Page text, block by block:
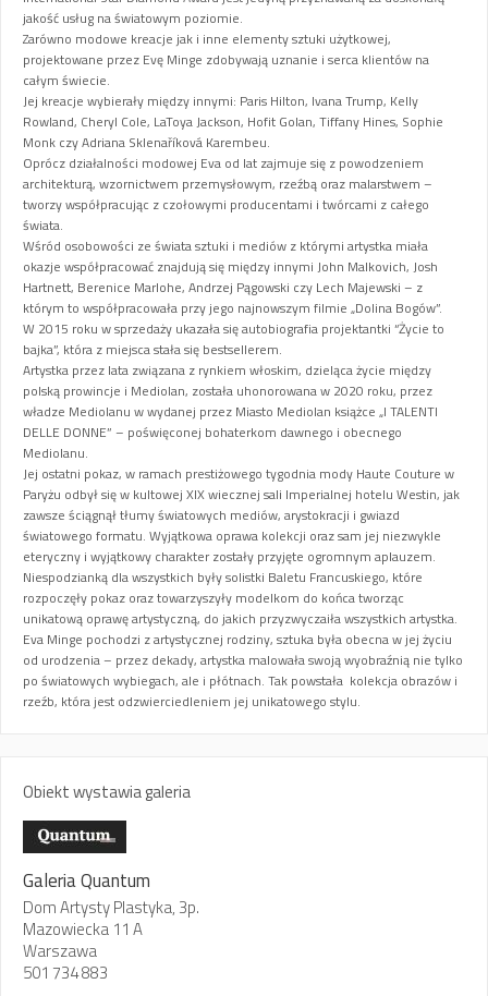
jakość usług na światowym poziomie.
Zarówno modowe kreacje jak i inne elementy sztuki użytkowej,
projektowane przez Evę Minge zdobywają uznanie i serca klientów na
całym świecie.
Jej kreacje wybierały między innymi: Paris Hilton, Ivana Trump, Kelly
Rowland, Cheryl Cole, LaToya Jackson, Hofit Golan, Tiffany Hines, Sophie
Monk czy Adriana Sklenaříková Karembeu.
Oprócz działalności modowej Eva od lat zajmuje się z powodzeniem
architekturą, wzornictwem przemysłowym, rzeźbą oraz malarstwem –
tworzy współpracując z czołowymi producentami i twórcami z całego
świata.
Wśród osobowości ze świata sztuki i mediów z którymi artystka miała
okazje współpracować znajdują się między innymi John Malkovich, Josh
Hartnett, Berenice Marlohe, Andrzej Pągowski czy Lech Majewski – z
którym to współpracowała przy jego najnowszym filmie „Dolina Bogów”.
W 2015 roku w sprzedaży ukazała się autobiografia projektantki “Życie to
bajka”, która z miejsca stała się bestsellerem.
Artystka przez lata związana z rynkiem włoskim, dzieląca życie między
polską prowincje i Mediolan, została uhonorowana w 2020 roku, przez
władze Mediolanu w wydanej przez Miasto Mediolan książce „I TALENTI
DELLE DONNE” – poświęconej bohaterkom dawnego i obecnego
Mediolanu.
Jej ostatni pokaz, w ramach prestiżowego tygodnia mody Haute Couture w
Paryżu odbył się w kultowej XIX wiecznej sali Imperialnej hotelu Westin, jak
zawsze ściągnął tłumy światowych mediów, arystokracji i gwiazd
światowego formatu. Wyjątkowa oprawa kolekcji oraz sam jej niezwykle
eteryczny i wyjątkowy charakter zostały przyjęte ogromnym aplauzem.
Niespodzianką dla wszystkich były solistki Baletu Francuskiego, które
rozpoczęły pokaz oraz towarzyszyły modelkom do końca tworząc
unikatową oprawę artystyczną, do jakich przyzwyczaiła wszystkich artystka.
Eva Minge pochodzi z artystycznej rodziny, sztuka była obecna w jej życiu
od urodzenia – przez dekady, artystka malowała swoją wyobraźnią nie tylko
po światowych wybiegach, ale i płótnach. Tak powstała kolekcja obrazów i
rzeźb, która jest odzwierciedleniem jej unikatowego stylu.
Obiekt wystawia galeria
Galeria Quantum
Dom Artysty Plastyka, 3p.
Mazowiecka 11 A
Warszawa
501 734 883